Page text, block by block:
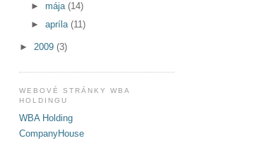
► mája (14)
► apríla (11)
► 2009 (3)
WEBOVÉ STRÁNKY WBA
HOLDINGU
WBA Holding
CompanyHouse